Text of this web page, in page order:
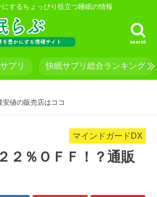
するちょっぴり役立つ睡眠の情報
search
プリ 快眠サプリ総合ランキング
値の販売店はココ
マインドガードDX
２％ＯＦＦ！？通販